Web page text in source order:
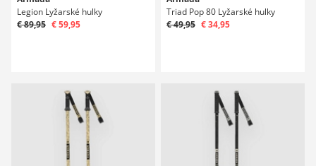
Legion Lyžarské hulky
€ 89,95 € 59,95
Triad Pop 80 Lyžarské hulky
€ 49,95 € 34,95